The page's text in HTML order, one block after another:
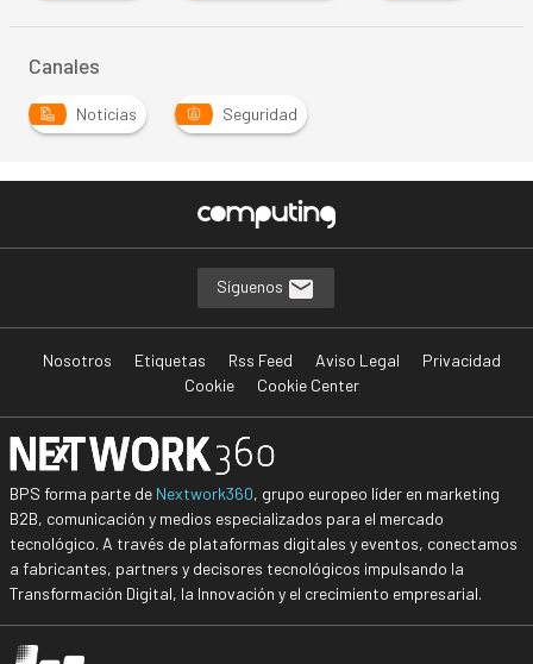
Canales
Noticias Seguridad
Síguenos
Nosotros Etiquetas Rss Feed Aviso Legal
Privacidad
Cookie
Cookie Center
BPS forma parte de Nextwork360, grupo europeo líder en marketing
B2B, comunicación y medios especializados para el mercado
tecnológico. A través de plataformas digitales y eventos, conectamos
a fabricantes, partners y decisores tecnológicos impulsando la
Transformación Digital, la Innovación y el crecimiento empresarial.